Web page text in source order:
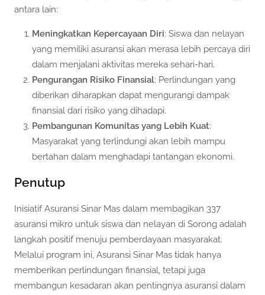
antara lain:
Meningkatkan Kepercayaan Diri: Siswa dan nelayan
yang memiliki asuransi akan merasa lebih percaya diri
dalam menjalani aktivitas mereka sehari-hari.
Pengurangan Risiko Finansial: Perlindungan yang
diberikan diharapkan dapat mengurangi dampak
finansial dari risiko yang dihadapi.
Pembangunan Komunitas yang Lebih Kuat:
Masyarakat yang terlindungi akan lebih mampu
bertahan dalam menghadapi tantangan ekonomi.
Penutup
Inisiatif Asuransi Sinar Mas dalam membagikan 337
asuransi mikro untuk siswa dan nelayan di Sorong adalah
langkah positif menuju pemberdayaan masyarakat.
Melalui program ini, Asuransi Sinar Mas tidak hanya
memberikan perlindungan finansial, tetapi juga
membangun kesadaran akan pentingnya asuransi dalam